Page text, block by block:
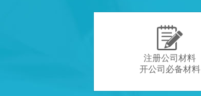

注册公司材料
开公司必备材料